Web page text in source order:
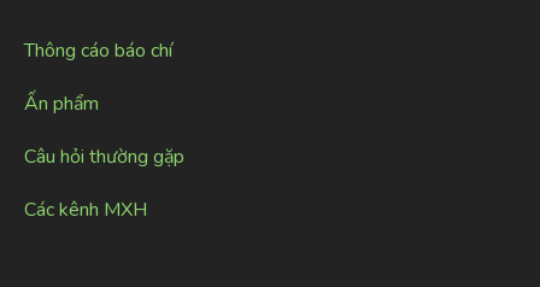
Thông cáo báo chí
Ấn phẩm
Câu hỏi thường gặp
Các kênh MXH